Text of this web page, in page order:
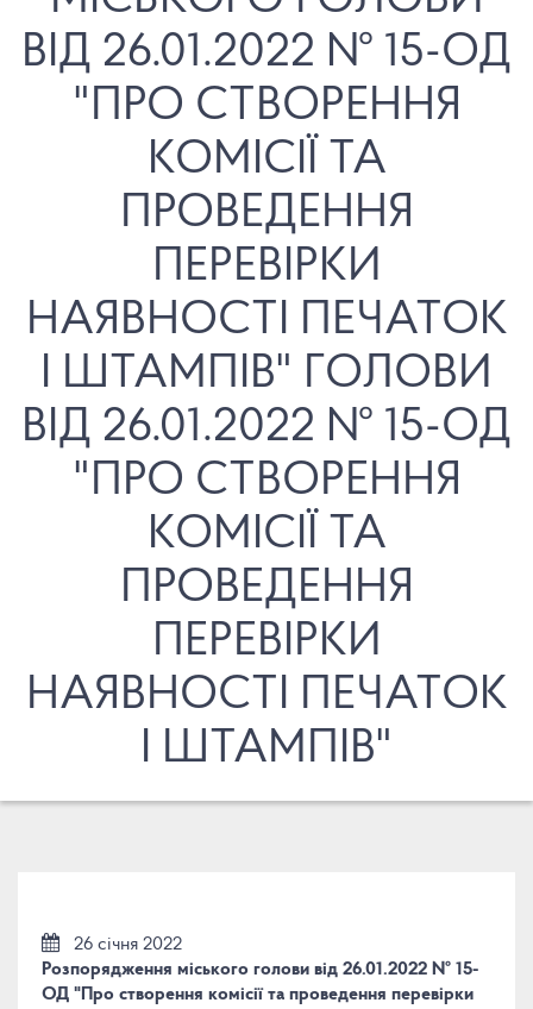
ВІД 26.01.2022 № 15-ОД
"ПРО СТВОРЕННЯ
КОМІСІЇ ТА
ПРОВЕДЕННЯ
ПЕРЕВІРКИ
НАЯВНОСТІ ПЕЧАТОК
І ШТАМПІВ" ГОЛОВИ
ВІД 26.01.2022 № 15-ОД
"ПРО СТВОРЕННЯ
КОМІСІЇ ТА
ПРОВЕДЕННЯ
ПЕРЕВІРКИ
НАЯВНОСТІ ПЕЧАТОК
І ШТАМПІВ"
26 січня 2022
Розпорядження міського голови від 26.01.2022 № 15-
ОД "Про створення комісії та проведення перевірки